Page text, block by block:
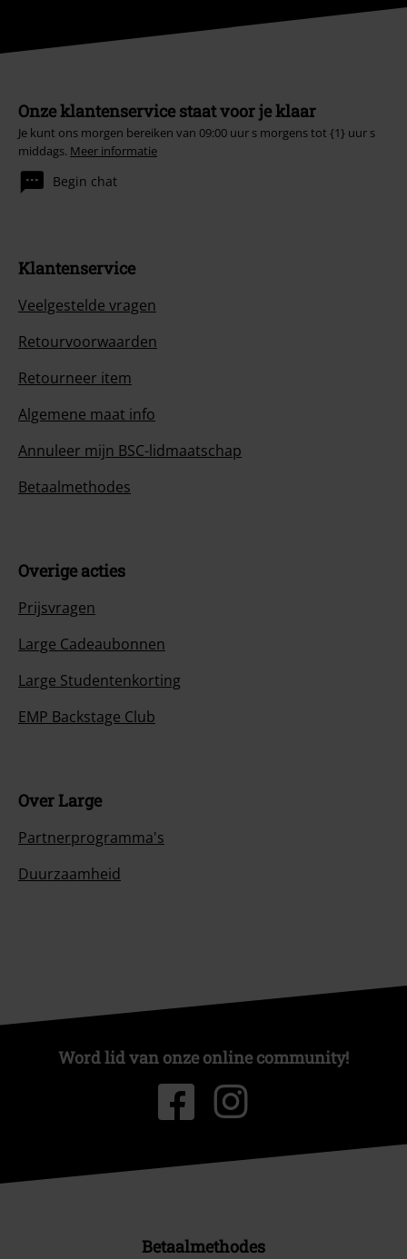
Onze klantenservice staat voor je klaar
Je kunt ons morgen bereiken van 09:00 uur s morgens tot {1} uur s
middags. Meer informatie
Begin chat
Klantenservice
Veelgestelde vragen
Retourvoorwaarden
Retourneer item
Algemene maat info
Annuleer mijn BSC-lidmaatschap
Betaalmethodes
Overige acties
Prijsvragen
Large Cadeaubonnen
Large Studentenkorting
EMP Backstage Club
Over Large
Partnerprogramma's
Duurzaamheid
Word lid van onze online community!
Betaalmethodes